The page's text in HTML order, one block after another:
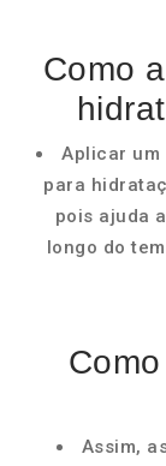
Como
Aplicar um
para
pois ajuda
longo do
Assim,